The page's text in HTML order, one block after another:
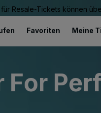
Resale-Tickets können
Favoriten Meine
For